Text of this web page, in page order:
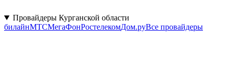
Провайдеры Курганской области
билайнМТСМегаФонРостелекомДом.руВсе провайдеры